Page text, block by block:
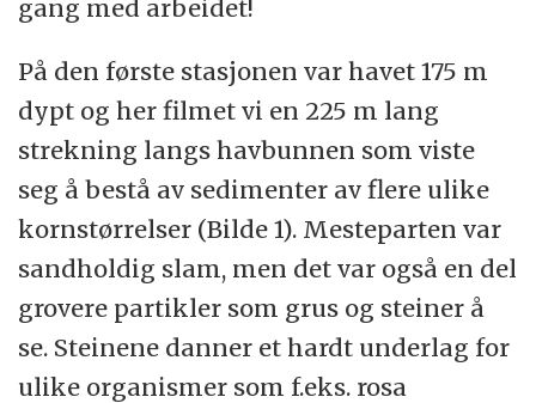
gang med arbeidet!
På den første stasjonen var havet 175 m
dypt og her filmet vi en 225 m lang
strekning langs havbunnen som viste
seg å bestå av sedimenter av flere ulike
kornstørrelser (Bilde 1). Mesteparten var
sandholdig slam, men det var også en del
grovere partikler som grus og steiner å
se. Steinene danner et hardt underlag for
ulike organismer som f.eks. rosa